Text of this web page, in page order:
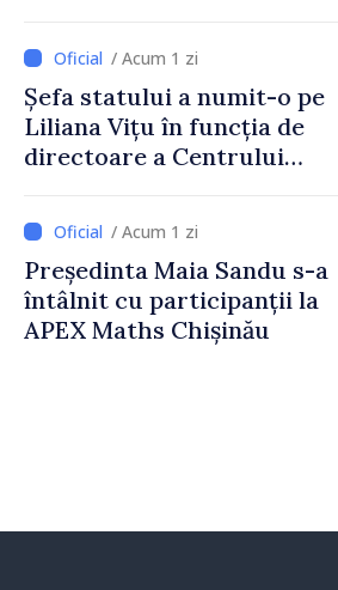
implementare a Strategiei
Naționale de Apărare
/ Acum 1 zi
Șefa statului a numit-o pe
Liliana Vițu în funcția de
directoare a Centrului
Strategică și Contracarare a
Dezinformării
/ Acum 1 zi
Președinta Maia Sandu s-a
întâlnit cu participanții la
APEX Maths Chișinău